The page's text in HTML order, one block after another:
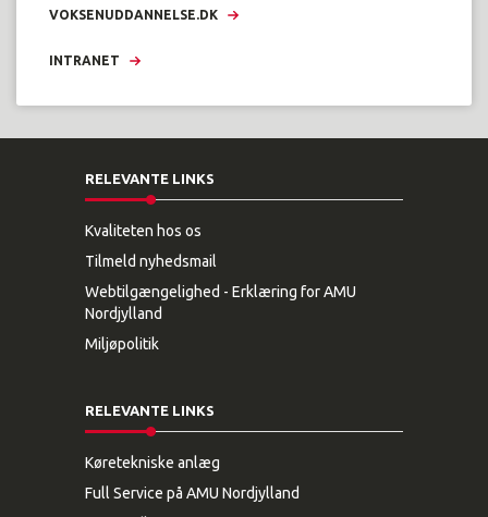
VOKSENUDDANNELSE.DK
INTRANET
RELEVANTE LINKS
Kvaliteten hos os
Tilmeld nyhedsmail
Webtilgængelighed - Erklæring for AMU
Nordjylland
Miljøpolitik
RELEVANTE LINKS
Køretekniske anlæg
Full Service på AMU Nordjylland